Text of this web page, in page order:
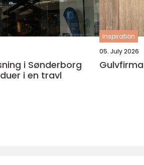
i Sønderborg
i en travl
inspiration
05. July 2026